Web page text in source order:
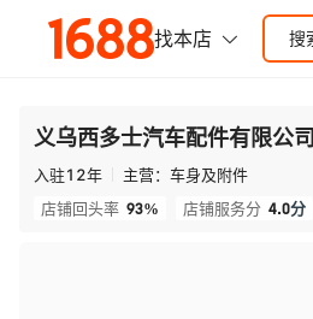
义乌西多士汽车配件有限公司
入驻12年 主营： 车身及附件
店铺回头率 93% 店铺服务分 4.0分